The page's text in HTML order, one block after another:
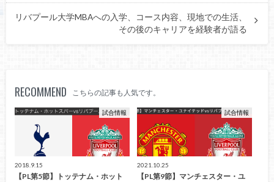
リバプール大学MBAへの入学、コース内容、現地での生活、
その後のキャリアを経験者が語る
RECOMMEND こちらの記事も人気です。
試合情報
2018.9.15
【PL第5節】トッテナム・ホット
試合情報
2021.10.25
【PL第9節】マンチェスター・ユ